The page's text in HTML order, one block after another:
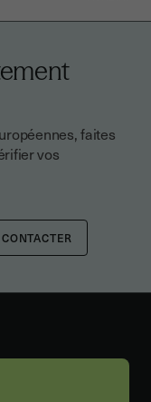
faites
vos